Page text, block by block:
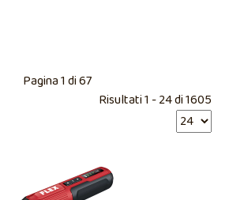
Pagina 1 di 67
Risultati 1 - 24 di 1605